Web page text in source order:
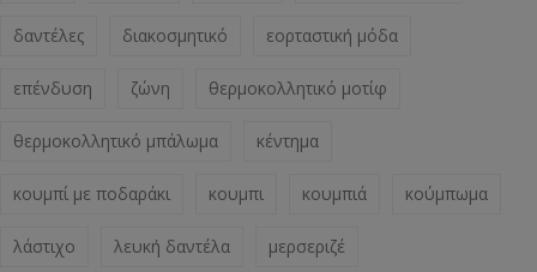
δαντέλες διακοσμητικό εορταστική μόδα
επένδυση ζώνη θερμοκολλητικό μοτίφ
θερμοκολλητικό μπάλωμα κέντημα
κουμπί με ποδαράκι κουμπι κουμπιά κούμπωμα
λάστιχο λευκή δαντέλα μερσεριζέ